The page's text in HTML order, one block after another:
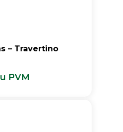
– Travertino
PVM